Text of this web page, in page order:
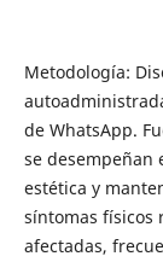
Metodología:
de WhatsApp.
se desempeñan
estética y
síntomas físicos
afectadas,